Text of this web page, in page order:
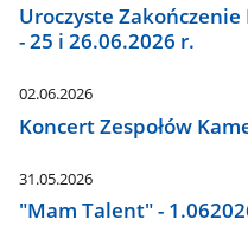
Uroczyste
- 25 i 26.06.2026 r.
02.06.2026
Koncert Zespołów
31.05.2026
"Mam Talent" -